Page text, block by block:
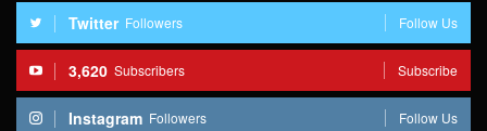
Twitter Followers Follow Us
3,620 Subscribers Subscribe
Instagram Followers Follow Us